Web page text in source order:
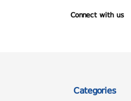
Connect with us
Categories